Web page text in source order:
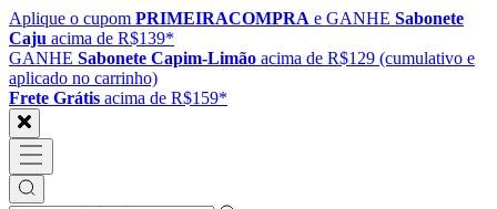
Aplique o cupom PRIMEIRACOMPRA e GANHE Sabonete
Caju acima de R$139*
GANHE Sabonete Capim-Limão acima de R$129 (cumulativo e
aplicado no carrinho)
Frete Grátis acima de R$159*